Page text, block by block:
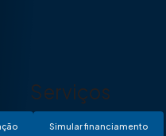
Serviços
Simular financiamento